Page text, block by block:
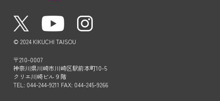
© 2024 KIKUCHI TAISOU
〒210-0007
神奈川県川崎市川崎区駅前本町10-5
クリエ川崎ビル９階
TEL: 044-244-9211 FAX: 044-245-9266